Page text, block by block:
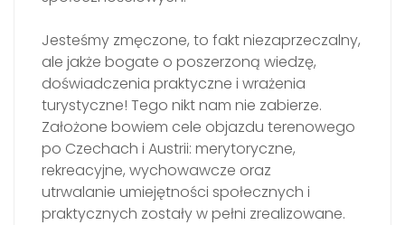
Jesteśmy zmęczone, to fakt niezaprzeczalny,
ale jakże bogate o poszerzoną wiedzę,
doświadczenia praktyczne i wrażenia
turystyczne! Tego nikt nam nie zabierze.
Założone bowiem cele objazdu terenowego
po Czechach i Austrii: merytoryczne,
rekreacyjne, wychowawcze oraz
utrwalanie umiejętności społecznych i
praktycznych zostały w pełni zrealizowane.